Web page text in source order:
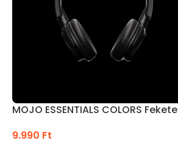
MOJO ESSENTIALS COLORS Fekete
9.990 Ft